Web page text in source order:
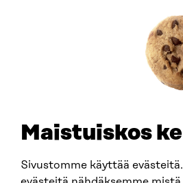
Maistuiskos
Sivustomme käyttää
SITRA SOSIAALISESSA MEDIASSA